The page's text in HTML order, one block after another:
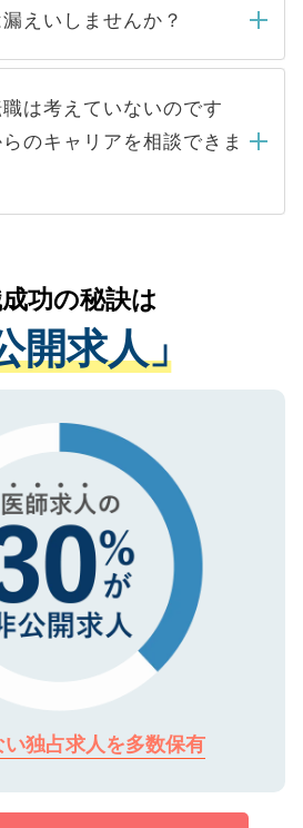
けるため 人気のある医療機
まうと、応募が殺到する場
が求める条件に合った人材の
会社に依頼するケースが増え
に応募先から内定をいただい
要はありません。内定先へ
はキャリアパートナーが行い
えいしませんか？
いすることはありませんの
ださい。当サイトからの登録
たご登録者様の個人情報は、
リアアップおよび転職活動の
使用いたします。お預かりし
個人データはご本人の許可
の取り扱いについての厳密な
たした事業者のみに付与され
シーマークを取得済みです。
に関してもご安心ください。
は考えていないのです
のキャリアを相談できま
現在の医療機関の状況や紹介
ながら、適切なアドバイスを
きます。すぐにご転職をされ
長期的なサポートが可能です
登録ください。
功の秘訣は
開求人」
い独占求人を多数保有